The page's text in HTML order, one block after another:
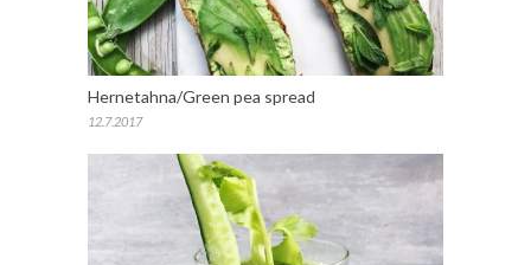
Hernetahna/Green pea spread
12.7.2017